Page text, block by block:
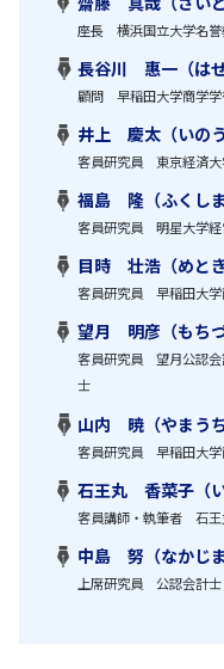
座長 横浜国立大学名誉
長谷川 惠一（は
顧問 早稲田大学商学学
井上 慶太（いの
客員研究員 東京経済大
福島 隆（ふくし
客員研究員 明星大学経
目時 壮浩（めと
客員研究員 早稲田大学
望月 明彦（もち
客員研究員 望月公認会
士
山内 暁（やまう
客員研究員 早稲田大学
石王丸 香菜子（
客員講師・執筆者 石王
中島 努（なかじ
上席研究員 公認会計士